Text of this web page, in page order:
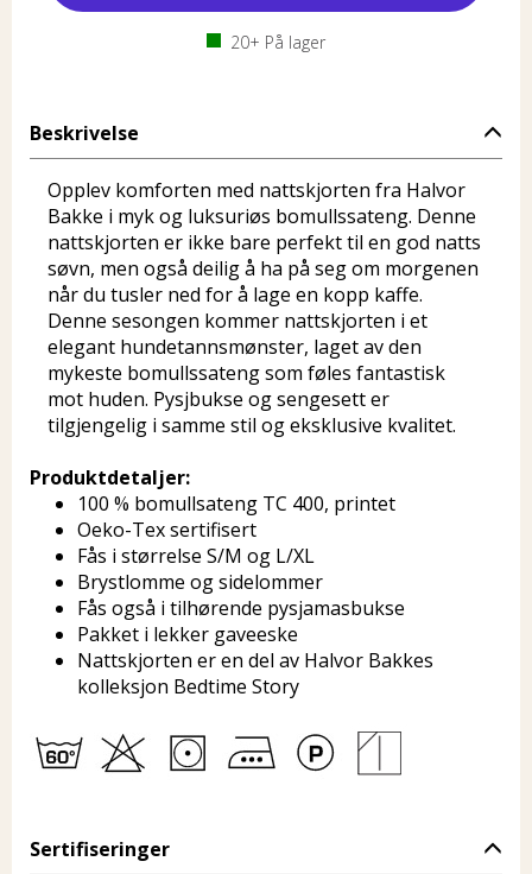
20+ På lager
Beskrivelse
Opplev komforten med nattskjorten fra Halvor
Bakke i myk og luksuriøs bomullssateng. Denne
nattskjorten er ikke bare perfekt til en god natts
søvn, men også deilig å ha på seg om morgenen
når du tusler ned for å lage en kopp kaffe.
Denne sesongen kommer nattskjorten i et
elegant hundetannsmønster, laget av den
mykeste bomullssateng som føles fantastisk
mot huden. Pysjbukse og sengesett er
tilgjengelig i samme stil og eksklusive kvalitet.
Produktdetaljer:
100 % bomullsateng TC 400, printet
Oeko-Tex sertifisert
Fås i størrelse S/M og L/XL
Brystlomme og sidelommer
Fås også i tilhørende pysjamasbukse
Pakket i lekker gaveeske
Nattskjorten er en del av Halvor Bakkes
kolleksjon Bedtime Story
Sertifiseringer